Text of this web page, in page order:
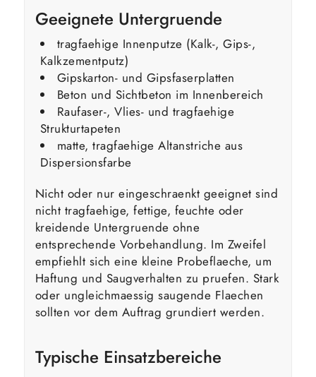
Geeignete Untergruende
tragfaehige Innenputze (Kalk-, Gips-,
Kalkzementputz)
Gipskarton- und Gipsfaserplatten
Beton und Sichtbeton im Innenbereich
Raufaser-, Vlies- und tragfaehige
Strukturtapeten
matte, tragfaehige Altanstriche aus
Dispersionsfarbe
Nicht oder nur eingeschraenkt geeignet sind
nicht tragfaehige, fettige, feuchte oder
kreidende Untergruende ohne
entsprechende Vorbehandlung. Im Zweifel
empfiehlt sich eine kleine Probeflaeche, um
Haftung und Saugverhalten zu pruefen. Stark
oder ungleichmaessig saugende Flaechen
sollten vor dem Auftrag grundiert werden.
Typische Einsatzbereiche